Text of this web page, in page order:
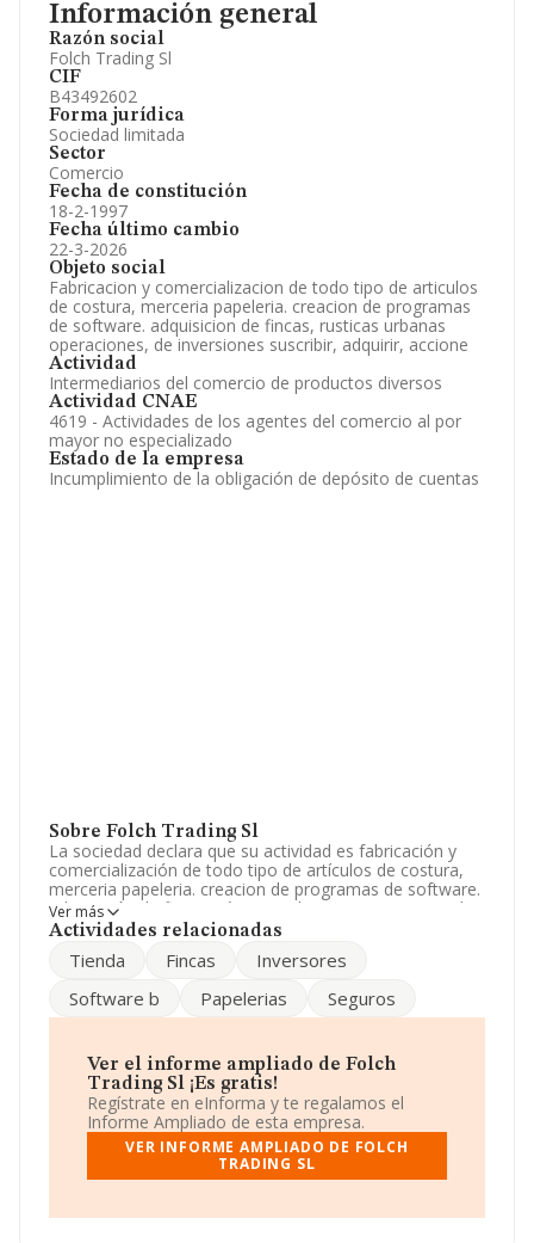
Información general
Razón social
Folch Trading Sl
CIF
B43492602
Forma jurídica
Sociedad limitada
Sector
Comercio
Fecha de constitución
18-2-1997
Fecha último cambio
22-3-2026
Objeto social
Fabricacion y comercializacion de todo tipo de articulos
de costura, merceria papeleria. creacion de programas
de software. adquisicion de fincas, rusticas urbanas
operaciones, de inversiones suscribir, adquirir, accione
Actividad
Intermediarios del comercio de productos diversos
Actividad CNAE
4619 - Actividades de los agentes del comercio al por
mayor no especializado
Estado de la empresa
Incumplimiento de la obligación de depósito de cuentas
Sobre Folch Trading Sl
La sociedad declara que su actividad es fabricación y
comercialización de todo tipo de artículos de costura,
merceria papeleria. creacion de programas de software.
adquisición de fincas, rústicas urbanas operaciones, de
inversiones suscribir, adquirir, accione. La empresa está
corresponde a 4619 con código 'Intermediarios del
actividad en mercados exteriores.
www.folch.com.
La compañíaFolch Trading S.L , NIF B43492602, tiene
su domicilio social establecido en Avenida De Sant Jordi
núm. 6, (43340), Montbrio Del Camp, en Tarragona,
empresas pertenecientes al sector, en el ámbito
Ver más
Actividades relacionadas
Tienda Fincas
Inversores
Software b
Papelerias Seguros
Ver el informe ampliado de Folch
Trading Sl ¡Es gratis!
Regístrate en eInforma y te regalamos el
Informe Ampliado de esta empresa.
VER INFORME AMPLIADO DE FOLCH
TRADING SL